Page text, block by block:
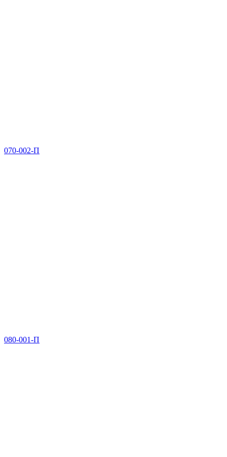
070-002-П
080-001-П